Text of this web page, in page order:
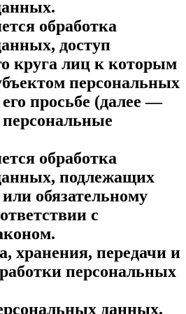
обработка
доступ
круга лиц к которым
персональных
просьбе (далее —
обработка
подлежащих
обязательному
с
хранения, передачи и
персональных
данных,